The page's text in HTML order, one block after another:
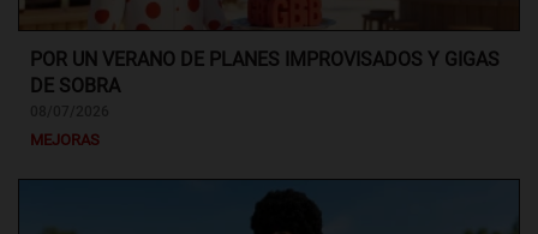
POR UN VERANO DE PLANES IMPROVISADOS Y GIGAS
DE SOBRA
MEJORAS